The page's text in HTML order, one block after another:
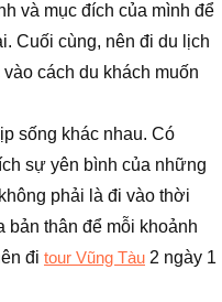
và mục đích của mình để
Cuối cùng, nên đi du lịch
cách du khách muốn
sống khác nhau. Có
sự yên bình của những
phải là đi vào thời
thân để mỗi khoảnh
đi tour Vũng Tàu 2 ngày 1